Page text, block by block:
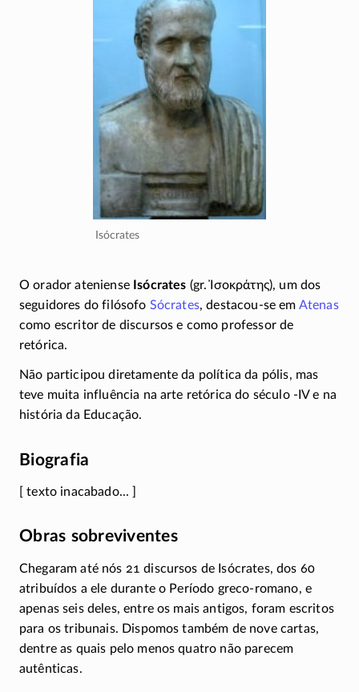
Isócrates
O orador ateniense Isócrates (gr. Ἰσοκράτης), um dos
seguidores do filósofo Sócrates,destacou-se em Atenas
como escritor de discursos e como professor de
retórica.
Não participou diretamente da política da pólis, mas
teve muita influência na arte retórica do século -IVe na
história da Educação.
Biografia
[ texto inacabado... ]
Obras sobreviventes
Chegaram até nós 21 discursos de Isócrates, dos 60
atribuídos a ele durante o Período greco-romano, e
apenas seis deles, entre os mais antigos, foram escritos
para os tribunais. Dispomos também de nove cartas,
dentre as quais pelo menos quatro não parecem
autênticas.